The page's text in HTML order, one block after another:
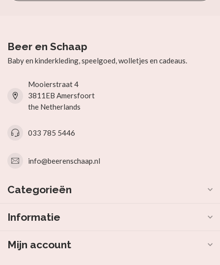
Beer en Schaap
Baby en kinderkleding, speelgoed, wolletjes en cadeaus.
Mooierstraat 4
3811EB Amersfoort
the Netherlands
033 785 5446
info@beerenschaap.nl
Categorieën
Informatie
Mijn account